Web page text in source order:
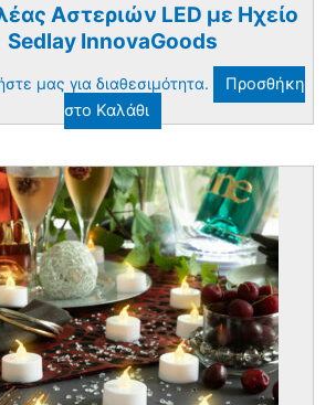
Αστεριών LED με Ηχείο
Sedlay InnovaGoods
μας για διαθεσιμότητα.
Προσθήκη
στο Καλάθι